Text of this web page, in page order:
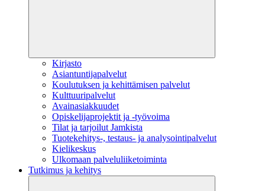
Kirjasto
Asiantuntijapalvelut
Koulutuksen ja kehittämisen palvelut
Kulttuuripalvelut
Avainasiakkuudet
Opiskelijaprojektit​ ja -työvoima
Tilat ja tarjoilut Jamkista
Tuotekehitys-, testaus- ja analysointipalvelut
Kielikeskus
Ulkomaan palveluliiketoiminta
Tutkimus ja kehitys